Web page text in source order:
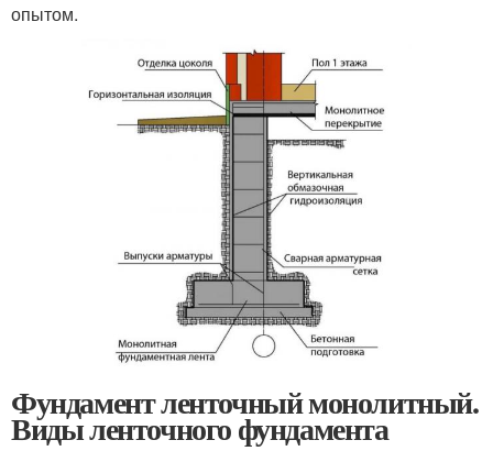
опытом.
Фундамент ленточный монолитный.
Виды ленточного фундамента